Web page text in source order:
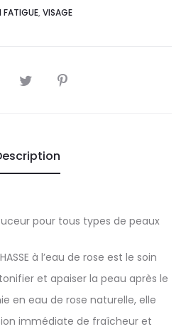
FATIGUE, VISAGE
pour tous types de peaux
à l’eau de rose est le soin
et apaiser la peau après le
en eau de rose naturelle, elle
immédiate de fraîcheur et